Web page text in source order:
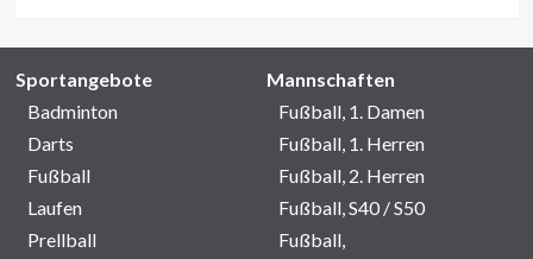
Sportangebote
Badminton
Darts
Fußball
Laufen
Prellball
Mannschaften
Fußball, 1. Damen
Fußball, 1. Herren
Fußball, 2. Herren
Fußball, S40 / S50
Fußball,